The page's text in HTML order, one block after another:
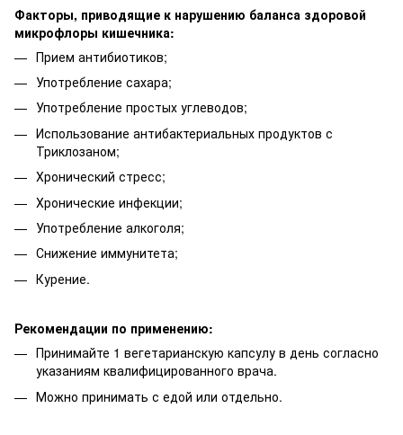
Факторы, приводящие к нарушению баланса здоровой
микрофлоры кишечника:
Прием антибиотиков;
Употребление сахара;
Употребление простых углеводов;
Использование антибактериальных продуктов с
Триклозаном;
Хронический стресс;
Хронические инфекции;
Употребление алкоголя;
Снижение иммунитета;
Курение.
Рекомендации по применению:
Принимайте 1 вегетарианскую капсулу в день согласно
указаниям квалифицированного врача.
Можно принимать с едой или отдельно.